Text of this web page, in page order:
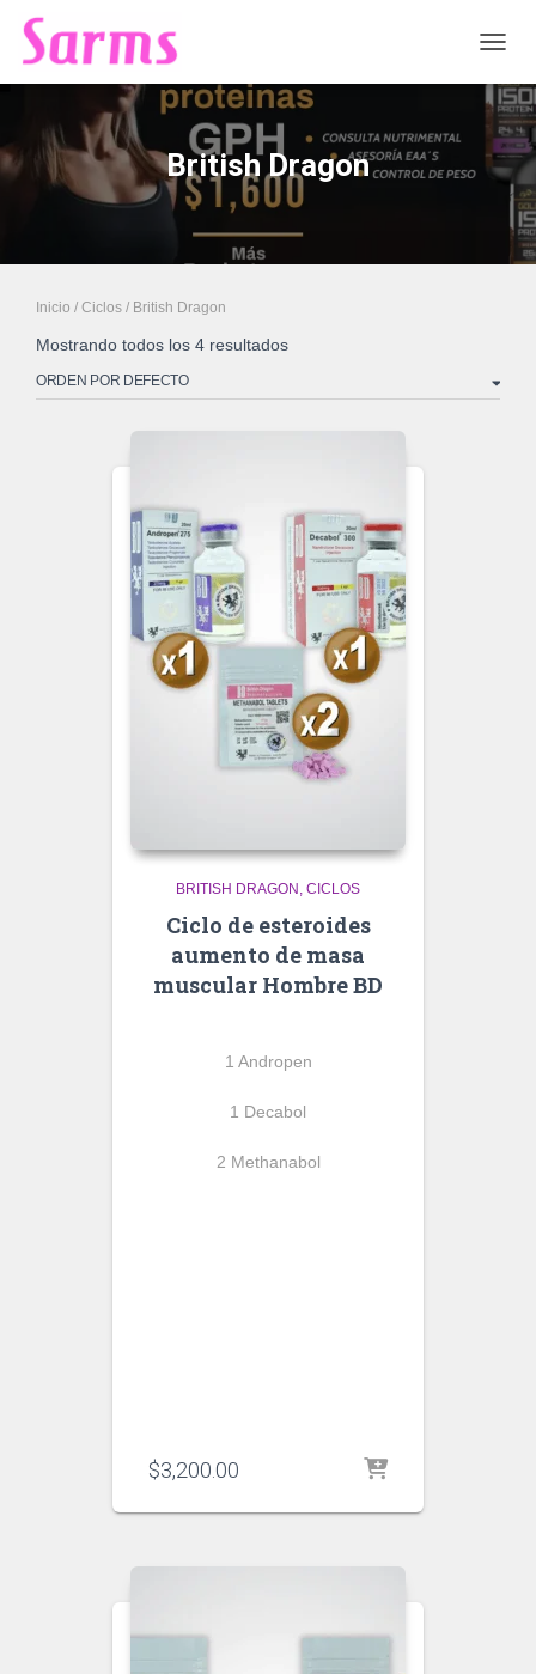
British Dragon
Inicio / Ciclos / British Dragon
Mostrando todos los 4 resultados
BRITISH DRAGON CICLOS
Ciclo de esteroides
aumento de masa
muscular Hombre BD
1 Andropen
1 Decabol
2 Methanabol
$3,200.00